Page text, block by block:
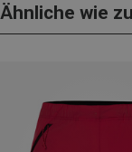
Ähnliche wie